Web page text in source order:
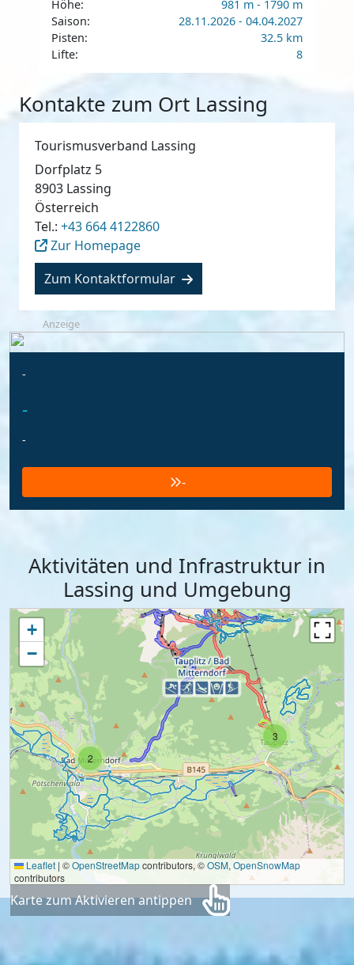
Höhe:
981 m - 1790 m
Saison:
28.11.2026 - 04.04.2027
Pisten:
32.5 km
Lifte:
8
Kontakte zum Ort Lassing
Tourismusverband Lassing
Dorfplatz 5
8903 Lassing
Österreich
Tel.: +43 664 4122860
Zur Homepage
Zum Kontaktformular
Anzeige
-
-
-
-
Aktivitäten und Infrastruktur in
Lassing und Umgebung
2
3
+
−
Leaflet | ©OpenStreetMapcontributors, ©OSM,OpenSnowMap
contributors
Karte zum Aktivieren antippen